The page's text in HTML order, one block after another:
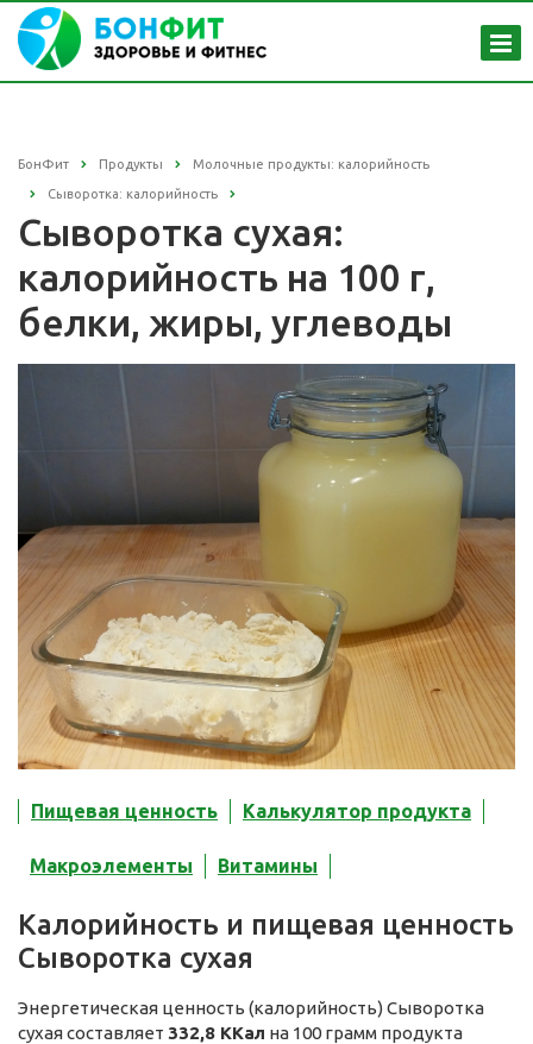
БонФит Продукты Молочные продукты: калорийность
Сыворотка: калорийность
Сыворотка сухая:
калорийность на 100 г,
белки, жиры, углеводы
Пищевая ценность Калькулятор продукта
Макроэлементы Витамины
Калорийность и пищевая ценность
Сыворотка сухая
Энергетическая ценность (калорийность) Сыворотка
сухая составляет 332,8 ККал на 100 грамм продукта